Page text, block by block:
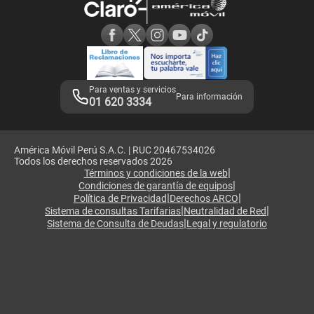
Adquirientes iPhone 6, 6S y SE
Mensaje de Seguridad
Términos y Condiciones de Tienda Claro
Libro de Reclamaciones
Legales de marketplace
Para ventas y servicios
01 620 3334 Para información
América Móvil Perú S.A.C. | RUC 20467534026
Todos los derechos reservados 2026
Términos y condiciones de la web|
Condiciones de garantía de equipos|
Política de Privacidad|Derechos ARCO|
Sistema de consultas Tarifarias|Neutralidad de Red|
Sistema de Consulta de Deudas|Legal y regulatorio